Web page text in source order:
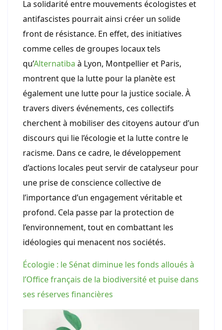
La solidarité entre mouvements écologistes et
antifascistes pourrait ainsi créer un solide
front de résistance. En effet, des initiatives
comme celles de groupes locaux tels
qu’Alternatiba à Lyon, Montpellier et Paris,
montrent que la lutte pour la planète est
également une lutte pour la justice sociale. À
travers divers événements, ces collectifs
cherchent à mobiliser des citoyens autour d’un
discours qui lie l’écologie et la lutte contre le
racisme. Dans ce cadre, le développement
d’actions locales peut servir de catalyseur pour
une prise de conscience collective de
l’importance d’un engagement véritable et
profond. Cela passe par la protection de
l’environnement, tout en combattant les
idéologies qui menacent nos sociétés.
Écologie : le Sénat diminue les fonds alloués à
l’Office français de la biodiversité et puise dans
ses réserves financières